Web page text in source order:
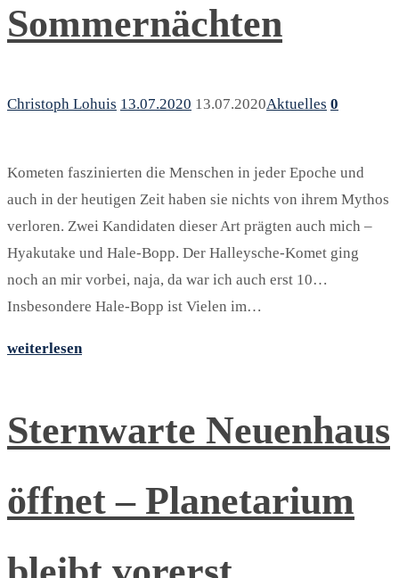
Sommernächten
Christoph Lohuis 13.07.2020 13.07.2020Aktuelles 0
Kometen faszinierten die Menschen in jeder Epoche und
auch in der heutigen Zeit haben sie nichts von ihrem Mythos
verloren. Zwei Kandidaten dieser Art prägten auch mich –
Hyakutake und Hale-Bopp. Der Halleysche-Komet ging
noch an mir vorbei, naja, da war ich auch erst 10…
Insbesondere Hale-Bopp ist Vielen im…
weiterlesen
Sternwarte Neuenhaus
öffnet – Planetarium